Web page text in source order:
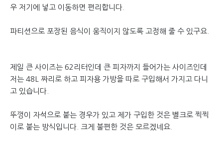
우 저기에 넣고 이동하면 편리합니다.
파티션으로 포장된 음식이 움직이지 않도록 고정해 줄 수 있구요.
제일 큰 사이즈는 62리터인데 큰 피자까지 들어가는 사이즈인데
저는 48L 짜리로 하고 피자용 가방을 따로 구입해서 가지고 다니
고 있습니다.
뚜껑이 자석으로 붙는 경우가 있고 제가 구입한 것은 벨크로 찍찍
이로 붙는 방식입니다. 크게 불편한 것은 모르겠네요.